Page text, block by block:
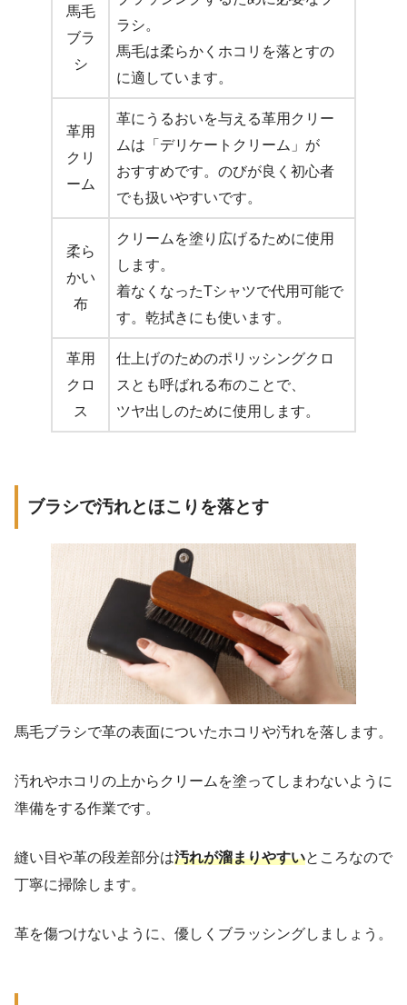
馬毛
ブラ
シ
ラシ。
馬毛は柔らかくホコリを落とすの
に適しています。
革用
クリ
ーム
革にうるおいを与える革用クリー
ムは「デリケートクリーム」が
おすすめです。のびが良く初心者
でも扱いやすいです。
柔ら
かい
布
クリームを塗り広げるために使用
します。
着なくなったTシャツで代用可能で
す。乾拭きにも使います。
革用
クロ
ス
仕上げのためのポリッシングクロ
スとも呼ばれる布のことで、
ツヤ出しのために使用します。
ブラシで汚れとほこりを落とす
馬毛ブラシで革の表面についたホコリや汚れを落します。
汚れやホコリの上からクリームを塗ってしまわないように
準備をする作業です。
縫い目や革の段差部分は汚れが溜まりやすいところなので
丁寧に掃除します。
革を傷つけないように、優しくブラッシングしましょう。